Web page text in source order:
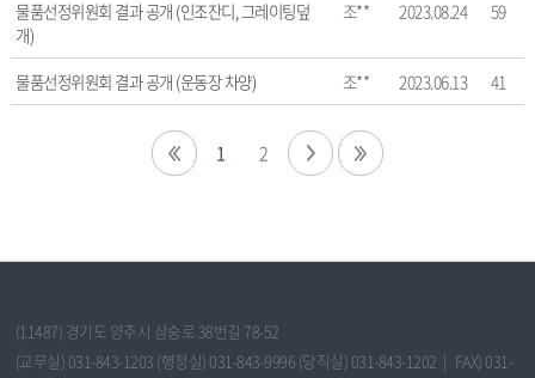
록
일,
조
회
수
있
습
물품선정위원회 결과 공개 (인조잔디, 그레이팅덮
개)
조** 2023.08.24 59
물품선정위원회 결과 공개 (운동장 차양) 조** 2023.06.13 41
1 2
(11487) 경기도 양주시 삼숭로 38번길 78-52
(교무실) 031-843-1203 (행정실) 031-843-9996 (당직실) 031-843-1202 | FAX) 031-